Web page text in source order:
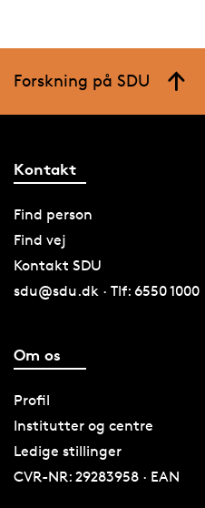
Forskning på SDU
Kontakt
Find person
Find vej
Kontakt SDU
sdu@sdu.dk · Tlf: 6550 1000
Om os
Profil
Institutter og centre
Ledige stillinger
CVR-NR: 29283958 · EAN